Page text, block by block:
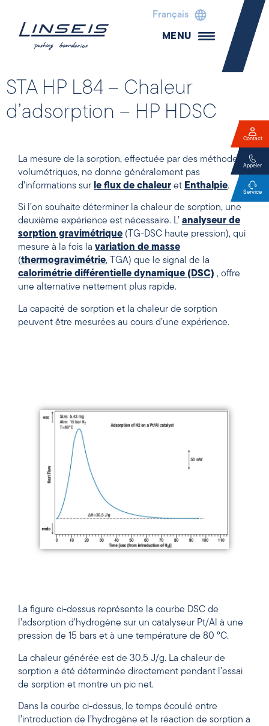
Français
MENU
STA HP L84 – Chaleur
d’adsorption – HP HDSC
La mesure de la sorption, effectuée par des méthodes
volumétriques, ne donne généralement pas
d’informations sur le flux de chaleur et Enthalpie.
Si l’on souhaite déterminer la chaleur de sorption, une
deuxième expérience est nécessaire. L’ analyseur de
sorption gravimétrique (TG-DSC haute pression), qui
mesure à la fois la variation de masse
(thermogravimétrie, TGA) que le signal de la
calorimétrie différentielle dynamique (DSC) , offre
une alternative nettement plus rapide.
La capacité de sorption et la chaleur de sorption
peuvent être mesurées au cours d’une expérience.
La figure ci-dessus représente la courbe DSC de
l’adsorption d’hydrogène sur un catalyseur Pt/Al à une
pression de 15 bars et à une température de 80 °C.
La chaleur générée est de 30,5 J/g. La chaleur de
sorption a été déterminée directement pendant l’essai
de sorption et montre un pic net.
Dans la courbe ci-dessus, le temps écoulé entre
l’introduction de l’hydrogène et la réaction de sorption a
Contact
Appeler
Service